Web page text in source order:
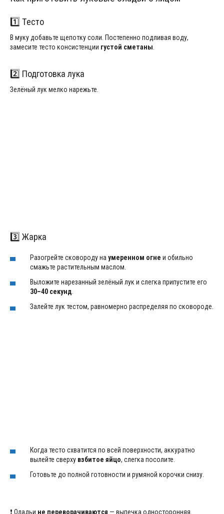
1️⃣ Тесто
В муку добавьте щепотку соли. Постепенно подливая воду,
замесите тесто консистенции густой сметаны
2️⃣ Подготовка лука
Зелёный лук мелко нарежьте.
3️⃣ Жарка
Разогрейте сковороду на умеренном огне и обильно
смажьте растительным маслом.
Выложите нарезанный зелёный лук и слегка припустите его
30–40 секунд
Залейте лук тестом, равномерно распределяя по сковороде.
Когда тесто схватится по всей поверхности, аккуратно
вылейте сверху взбитое яйцо, слегка посолите.
Готовьте до полной готовности и румяной корочки снизу.
❗ Оладьи не переворачиваются — выпечка односторонняя.